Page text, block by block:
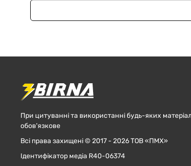
При цитуванні та використанні будь-яких
обов'язкове
Всі права захищені © 2017 - 2026 ТОВ «ПМХ»
Ідентифікатор медіа R40-06374